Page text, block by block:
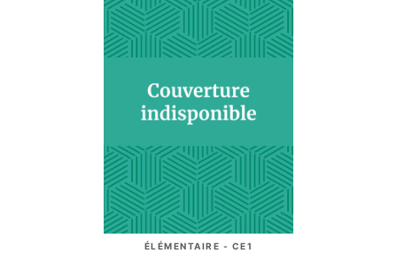
ÉLÉMENTAIRE - CE1